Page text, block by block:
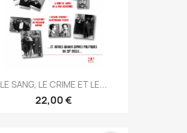
LE SANG, LE CRIME ET LE...
22,00 €